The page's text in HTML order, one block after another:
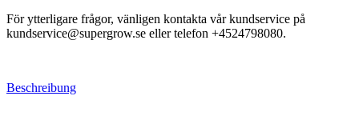
För ytterligare frågor, vänligen kontakta vår kundservice på
kundservice@supergrow.se eller telefon +4524798080.
Beschreibung